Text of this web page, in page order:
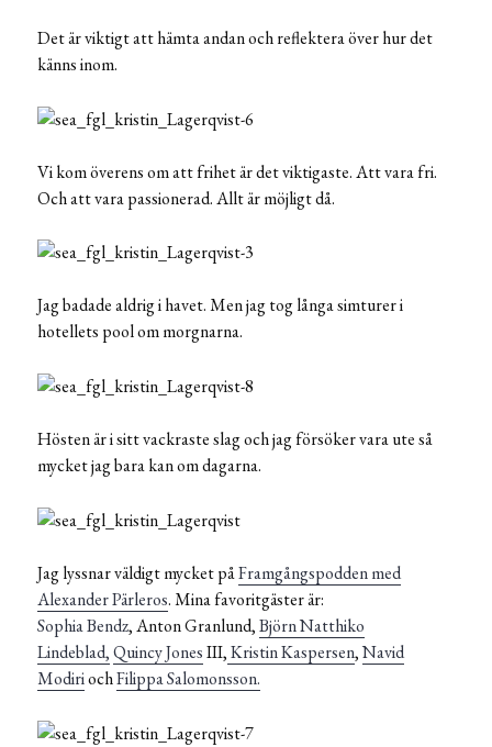
Det är viktigt att hämta andan och reflektera över hur det
känns inom.
Vi kom överens om att frihet är det viktigaste. Att vara fri.
Och att vara passionerad. Allt är möjligt då.
Jag badade aldrig i havet. Men jag tog långa simturer i
hotellets pool om morgnarna.
Hösten är i sitt vackraste slag och jag försöker vara ute så
mycket jag bara kan om dagarna.
Jag lyssnar väldigt mycket påFramgångspodden med
Alexander Pärleros. Mina favoritgäster är:
Sophia Bendz, Anton Granlund,Björn Natthiko
Lindeblad,Quincy JonesIII,Kristin Kaspersen,Navid
ModiriochFilippa Salomonsson.